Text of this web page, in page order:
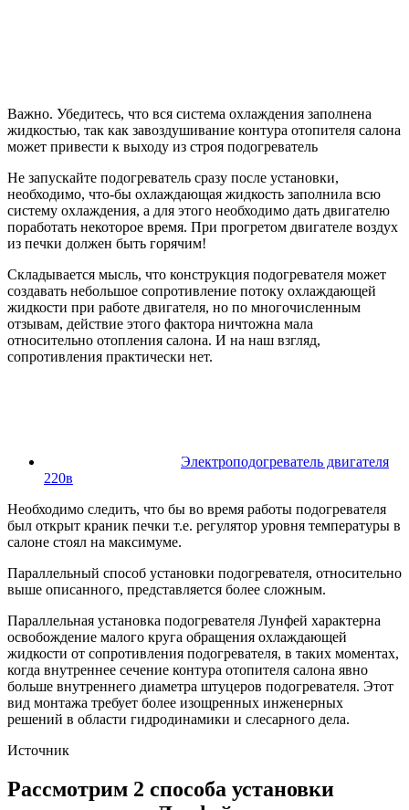
Важно. Убедитесь, что вся система охлаждения заполнена
жидкостью, так как завоздушивание контура отопителя салона
может привести к выходу из строя подогреватель
Не запускайте подогреватель сразу после установки,
необходимо, что-бы охлаждающая жидкость заполнила всю
систему охлаждения, а для этого необходимо дать двигателю
поработать некоторое время. При прогретом двигателе воздух
из печки должен быть горячим!
Складывается мысль, что конструкция подогревателя может
создавать небольшое сопротивление потоку охлаждающей
жидкости при работе двигателя, но по многочисленным
отзывам, действие этого фактора ничтожна мала
относительно отопления салона. И на наш взгляд,
сопротивления практически нет.
Электроподогреватель двигателя
220в
Необходимо следить, что бы во время работы подогревателя
был открыт краник печки т.е. регулятор уровня температуры в
салоне стоял на максимуме.
Параллельный способ установки подогревателя, относительно
выше описанного, представляется более сложным.
Параллельная установка подогревателя Лунфей характерна
освобождение малого круга обращения охлаждающей
жидкости от сопротивления подогревателя, в таких моментах,
когда внутреннее сечение контура отопителя салона явно
больше внутреннего диаметра штуцеров подогревателя. Этот
вид монтажа требует более изощренных инженерных
решений в области гидродинамики и слесарного дела.
Источник
Рассмотрим 2 способа установки